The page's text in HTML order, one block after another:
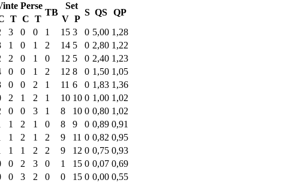
Perse
TB
Set
S QS QP
T C T V P
3 0 0 1 15 3 0 5,00 1,28
1 0 1 2 14 5 0 2,80 1,22
2 0 1 0 12 5 0 2,40 1,23
0 0 1 2 12 8 0 1,50 1,05
0 0 2 1 11 6 0 1,83 1,36
2 1 2 1 10 10 0 1,00 1,02
0 0 3 1 8 10 0 0,80 1,02
1 2 1 0 8 9 0 0,89 0,91
1 2 1 2 9 11 0 0,82 0,95
1 1 2 2 9 12 0 0,75 0,93
0 2 3 0 1 15 0 0,07 0,69
0 3 2 0 0 15 0 0,00 0,55